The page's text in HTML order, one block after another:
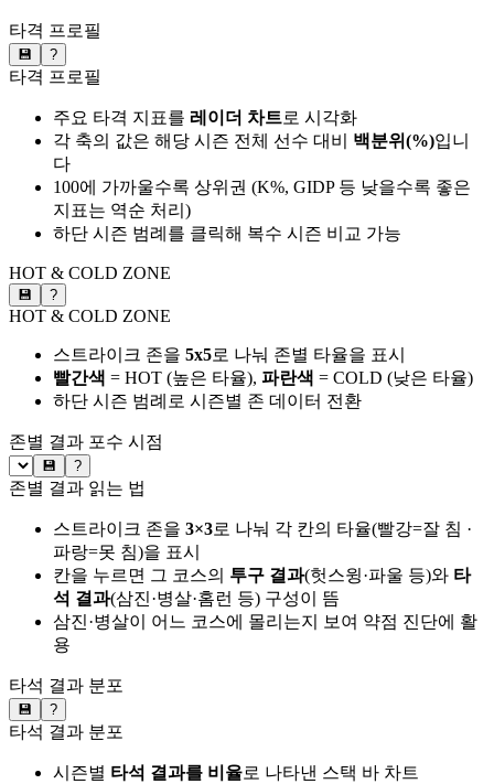
타격 프로필
💾 ?
타격 프로필
주요 타격 지표를 레이더 차트로 시각화
각 축의 값은 해당 시즌 전체 선수 대비 백분위(%)입니
다
100에 가까울수록 상위권 (K%, GIDP 등 낮을수록 좋은
지표는 역순 처리)
하단 시즌 범례를 클릭해 복수 시즌 비교 가능
HOT & COLD ZONE
💾 ?
HOT & COLD ZONE
스트라이크 존을 5x5로 나눠 존별 타율을 표시
빨간색 = HOT (높은 타율), 파란색 = COLD (낮은 타율)
하단 시즌 범례로 시즌별 존 데이터 전환
존별 결과 포수 시점
💾 ?
존별 결과 읽는 법
스트라이크 존을 3×3로 나눠 각 칸의 타율(빨강=잘 침 ·
파랑=못 침)을 표시
칸을 누르면 그 코스의 투구 결과(헛스윙·파울 등)와 타
석 결과(삼진·병살·홈런 등) 구성이 뜸
삼진·병살이 어느 코스에 몰리는지 보여 약점 진단에 활
용
타석 결과 분포
💾 ?
타석 결과 분포
시즌별 타석 결과를 비율로 나타낸 스택 바 차트